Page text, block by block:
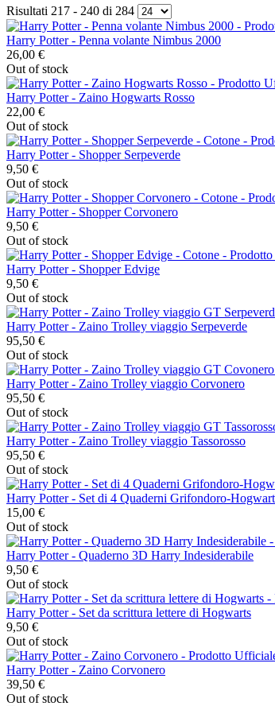
Risultati 217 - 240 di 284
Harry Potter - Penna volante Nimbus 2000
26,00 €
Out of stock
Harry Potter - Zaino Hogwarts Rosso
22,00 €
Out of stock
Harry Potter - Shopper Serpeverde
9,50 €
Out of stock
Harry Potter - Shopper Corvonero
9,50 €
Out of stock
Harry Potter - Shopper Edvige
9,50 €
Out of stock
Harry Potter - Zaino Trolley viaggio Serpeverde
95,50 €
Out of stock
Harry Potter - Zaino Trolley viaggio Corvonero
95,50 €
Out of stock
Harry Potter - Zaino Trolley viaggio Tassorosso
95,50 €
Out of stock
Harry Potter - Set di 4 Quaderni Grifondoro-
15,00 €
Out of stock
Harry Potter - Quaderno 3D Harry Indesiderabile
9,50 €
Out of stock
Harry Potter - Set da scrittura lettere di Hogwarts
9,50 €
Out of stock
Harry Potter - Zaino Corvonero
39,50 €
Out of stock